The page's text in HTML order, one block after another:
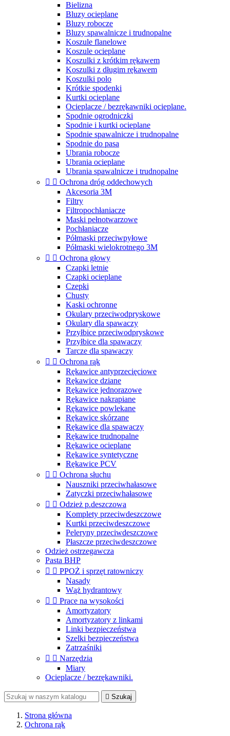
Bielizna
Bluzy ocieplane
Bluzy robocze
Bluzy spawalnicze i trudnopalne
Koszule flanelowe
Koszule ocieplane
Koszulki z krótkim rękawem
Koszulki z długim rękawem
Koszulki polo
Krótkie spodenki
Kurtki ocieplane
Ocieplacze / bezrękawniki ocieplane.
Spodnie ogrodniczki
Spodnie i kurtki ocieplane
Spodnie spawalnicze i trudnopalne
Spodnie do pasa
Ubrania robocze
Ubrania ocieplane
Ubrania spawalnicze i trudnopalne
  Ochrona dróg oddechowych
Akcesoria 3M
Filtry
Filtropochłaniacze
Maski pełnotwarzowe
Pochłaniacze
Półmaski przeciwpyłowe
Półmaski wielokrotnego 3M
  Ochrona głowy
Czapki letnie
Czapki ocieplane
Czepki
Chusty
Kaski ochronne
Okulary przeciwodpryskowe
Okulary dla spawaczy
Przyłbice przeciwodpryskowe
Przyłbice dla spawaczy
Tarcze dla spawaczy
  Ochrona rąk
Rękawice antyprzecięciowe
Rękawice dziane
Rękawice jednorazowe
Rękawice nakrapiane
Rękawice powlekane
Rękawice skórzane
Rękawice dla spawaczy
Rękawice trudnopalne
Rękawice ocieplane
Rękawice syntetyczne
Rękawice PCV
  Ochrona słuchu
Nauszniki przeciwhałasowe
Zatyczki przeciwhałasowe
  Odzież p.deszczowa
Komplety przeciwdeszczowe
Kurtki przeciwdeszczowe
Peleryny przeciwdeszczowe
Płaszcze przeciwdeszczowe
Odzież ostrzegawcza
Pasta BHP
  PPOŻ i sprzęt ratowniczy
Nasady
Wąż hydrantowy
  Prace na wysokości
Amortyzatory
Amortyzatory z linkami
Linki bezpieczeństwa
Szelki bezpieczeństwa
Zatrzaśniki
  Narzędzia
Miary
Ocieplacze / bezrękawniki.
 Szukaj
Strona główna
Ochrona rąk